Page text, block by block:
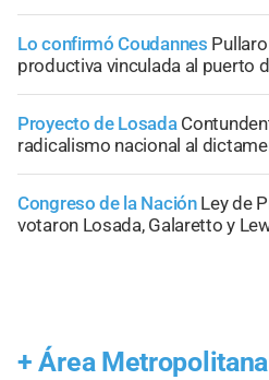
Lo confirmó Coudannes
productiva vinculada al puerto
Proyecto de Losada
radicalismo nacional al
Congreso de la Nación Ley de
votaron Losada, Galaretto y
+ Área Metropolitana